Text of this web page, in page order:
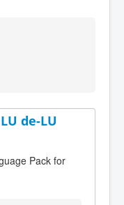
de-LU
Pack for